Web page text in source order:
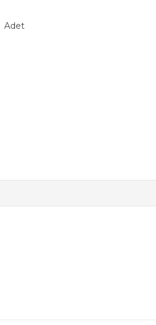
Adet